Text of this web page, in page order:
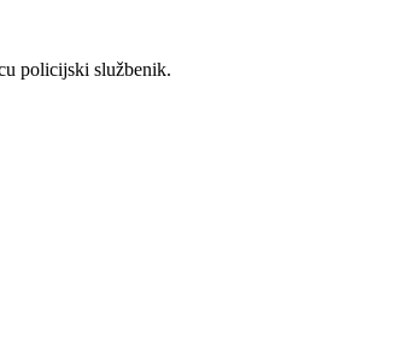
policijski službenik.